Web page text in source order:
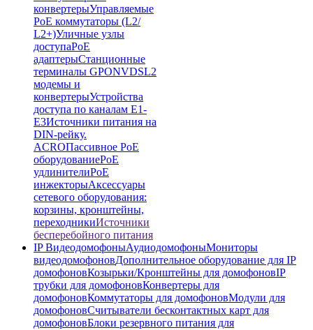
конвертерыУправляемые
PoE коммутаторы (L2/
L2+)Уличные узлы
доступаPoE
адаптерыСтанционные
терминалы GPONVDSL2
модемы и
конвертерыУстройства
доступа по каналам E1-
E3Источники питания на
DIN-рейку.
ACROПассивное PoE
оборудованиеPoE
удлинителиPoE
инжекторыАксессуары
сетевого оборудования:
корзины, кронштейны,
переходникиИсточники
бесперебойного питания
IP ВидеодомофоныАудиодомофоныМониторы
видеодомофоновДополнительное оборудование для IP
домофоновКозырьки/Кронштейны для домофоновIP
трубки для домофоновКонвертеры для
домофоновКоммутаторы для домофоновМодули для
домофоновСчитыватели бесконтактных карт для
домофоновБлоки резервного питания для